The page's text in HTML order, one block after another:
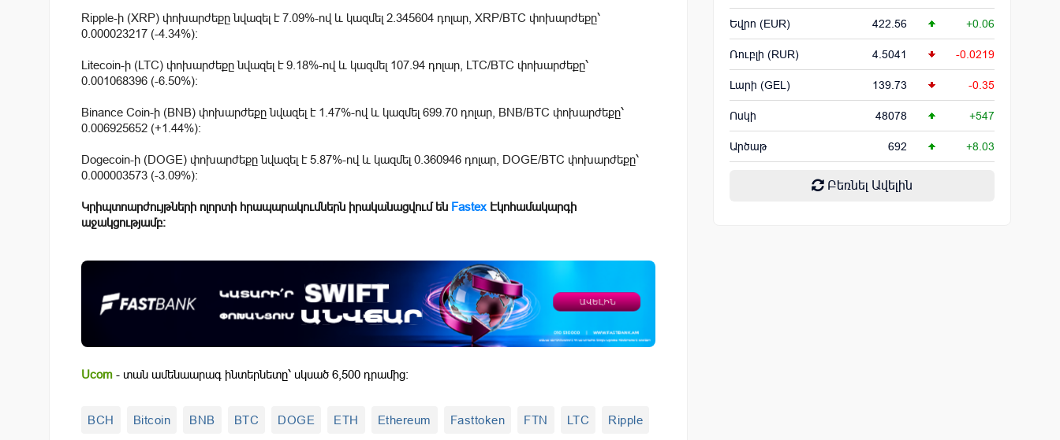
Ripple-ի (XRP) փոխարժեքը նվազել է 7.09%-ով և կազմել 2.345604 դոլար, XRP/BTC փոխարժեքը՝
0.000023217 (-4.34%):
Litecoin-ի (LTC) փոխարժեքը նվազել է 9.18%-ով և կազմել 107.94 դոլար, LTC/BTC փոխարժեքը՝
0.001068396 (-6.50%):
Binance Coin-ի (BNB) փոխարժեքը նվազել է 1.47%-ով և կազմել 699.70 դոլար, BNB/BTC փոխարժեքը՝
0.006925652 (+1.44%):
Dogecoin-ի (DOGE) փոխարժեքը նվազել է 5.87%-ով և կազմել 0.360946 դոլար, DOGE/BTC փոխարժեքը՝
0.000003573 (-3.09%):
Կրիպտոարժույթների ոլորտի հրապարակումներն իրականացվում են Fastex Էկոհամակարգի
աջակցությամբ:
Ucom - տան ամենաարագ ինտերնետը՝ սկսած 6,500 դրամից:
BCH Bitcoin BNB BTC DOGE ETH Ethereum Fasttoken FTN LTC Ripple
Եվրո (EUR) 422.56 +0.06
Ռուբլի (RUR) 4.5041 -0.0219
Լարի (GEL) 139.73 -0.35
Ոսկի 48078 +547
Արծաթ 692 +8.03
Բեռնել Ավելին